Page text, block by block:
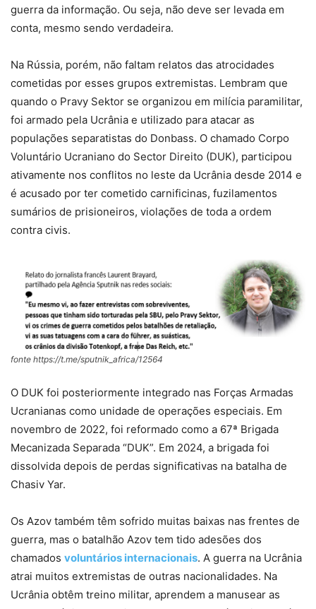
guerra da informação. Ou seja, não deve ser levada em
conta, mesmo sendo verdadeira.
Na Rússia, porém, não faltam relatos das atrocidades
cometidas por esses grupos extremistas. Lembram que
quando o Pravy Sektor se organizou em milícia paramilitar,
foi armado pela Ucrânia e utilizado para atacar as
populações separatistas do Donbass. O chamado Corpo
Voluntário Ucraniano do Sector Direito (DUK), participou
ativamente nos conflitos no leste da Ucrânia desde 2014 e
é acusado por ter cometido carnificinas, fuzilamentos
sumários de prisioneiros, violações de toda a ordem
contra civis.
fonte https://t.me/sputnik_africa/12564
O DUK foi posteriormente integrado nas Forças Armadas
Ucranianas como unidade de operações especiais. Em
novembro de 2022, foi reformado como a 67ª Brigada
Mecanizada Separada “DUK”. Em 2024, a brigada foi
dissolvida depois de perdas significativas na batalha de
Chasiv Yar.
Os Azov também têm sofrido muitas baixas nas frentes de
guerra, mas o batalhão Azov tem tido adesões dos
chamados voluntários internacionais. A guerra na Ucrânia
atrai muitos extremistas de outras nacionalidades. Na
Ucrânia obtêm treino militar, aprendem a manusear as